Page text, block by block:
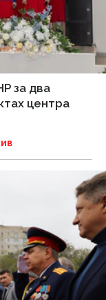
за два
центра